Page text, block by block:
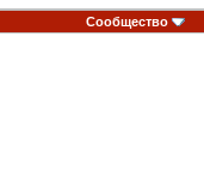
Сообщество